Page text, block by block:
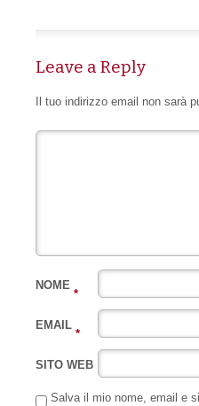
Leave a Reply
Il tuo indirizzo email non sarà
NOME
*
EMAIL
*
SITO WEB
Salva il mio nome, email e